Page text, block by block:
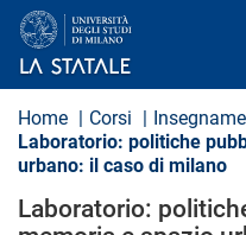
a
Home Corsi
Laboratorio: politiche
urbano: il caso di milano
Laboratorio: